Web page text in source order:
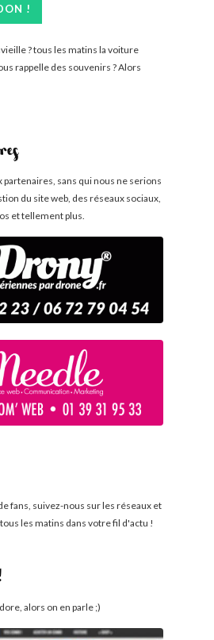
!
? tous les matins la voiture
rappelle des souvenirs ? Alors
partenaires, sans qui nous ne serions
du site web, des réseaux sociaux,
et tellement plus.
fans, suivez-nous sur les réseaux et
les matins dans votre fil d'actu !
alors on en parle ;)